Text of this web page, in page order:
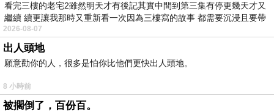
YYYY15858FREFGEF
看完三樓的老宅2雖然明天才有後記其實中間到第三集有停更幾天才又
繼續 續更讓我那時又重新看一次因為三樓寫的故事 都需要沉浸且要帶
有
2026-08-07
出人頭地
願意勸你的人，很多是怕你比他們更快出人頭地。
8 小時前
被擱倒了，百份百。